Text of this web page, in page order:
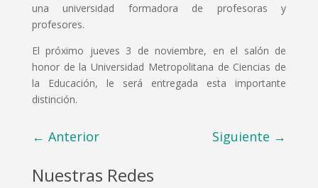
una universidad formadora de profesoras y
profesores.
El próximo jueves 3 de noviembre, en el salón de
honor de la Universidad Metropolitana de Ciencias de
la Educación, le será entregada esta importante
distinción.
← Anterior Siguiente →
Nuestras Redes